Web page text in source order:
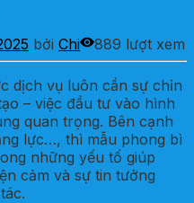
bởi Chi 889 lượt xem
dịch vụ luôn cần sự chỉn
– việc đầu tư vào hình
quan trọng. Bên cạnh
lực…, thì mẫu phong bì
những yếu tố giúp
cảm và sự tin tưởng